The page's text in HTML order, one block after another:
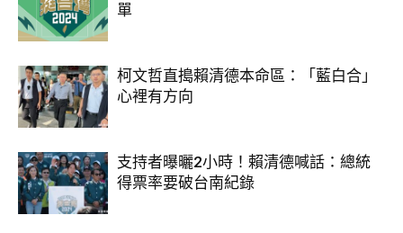
單
柯文哲直搗賴清德本命區：「藍白合」
心裡有方向
支持者曝曬2小時！賴清德喊話：總統
得票率要破台南紀錄